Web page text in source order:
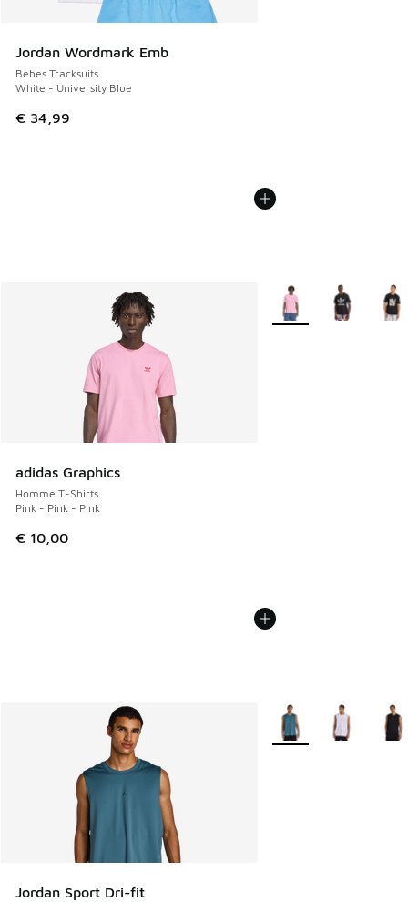
Jordan Wordmark Emb
Bebes Tracksuits
White - University Blue
€ 34,99
adidas Graphics
Homme T-Shirts
Pink - Pink - Pink
€ 10,00
Plus de couleurs
Jordan Sport Dri-fit
Plus de couleurs